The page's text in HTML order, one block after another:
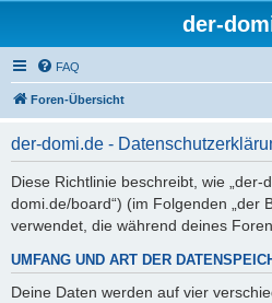
der-
FAQ
Foren-Übersicht
der-domi.de -
Diese Richtlinie beschreibt, wie „der-
domi.de/board“) (im Folgenden „der
verwendet, die während deines
UMFANG UND ART DER
Deine Daten werden auf vier